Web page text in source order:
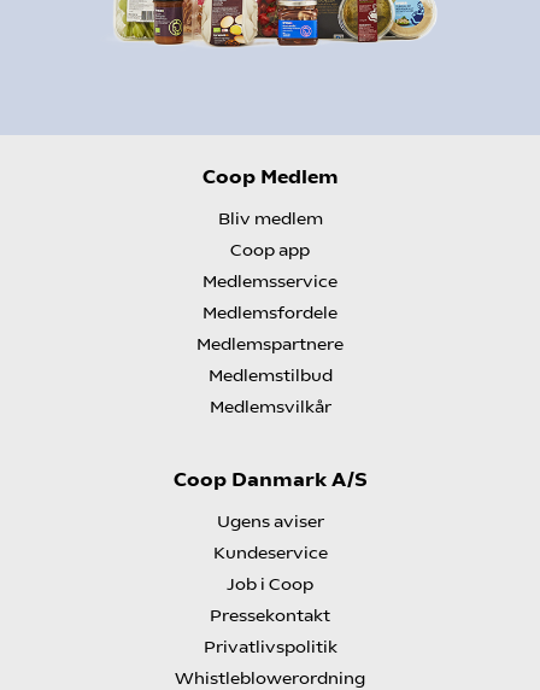
Coop Medlem
Bliv medlem
Coop app
Medlemsservice
Medlemsfordele
Medlemspartnere
Medlemstilbud
Medlemsvilkår
Coop Danmark A/S
Ugens aviser
Kundeservice
Job i Coop
Pressekontakt
Privatlivspolitik
Whistleblowerordning